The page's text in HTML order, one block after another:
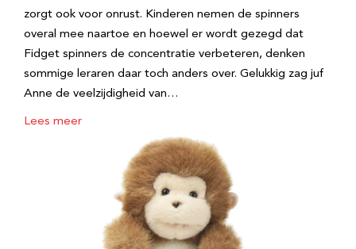
zorgt ook voor onrust. Kinderen nemen de spinners
overal mee naartoe en hoewel er wordt gezegd dat
Fidget spinners de concentratie verbeteren, denken
sommige leraren daar toch anders over. Gelukkig zag juf
Anne de veelzijdigheid van…
Lees meer